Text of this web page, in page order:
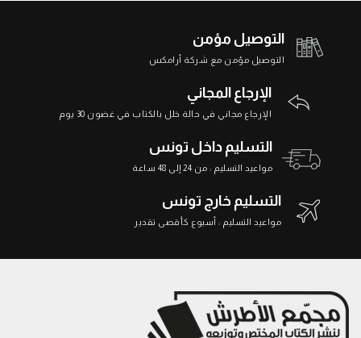
التوصيل مؤمن
التوصيل مؤمن مع شركة أرامكس
الإرجاع المجاني
الإرجاع مجاني في حالة خلل بالكتاب في غضون 30 يوم
التسليم داخل تونس
مواعيد التسليم : من 24 إلى 48 ساعة
التسليم خارج تونس
مواعيد التسليم : أسبوع كأقصى تقدير